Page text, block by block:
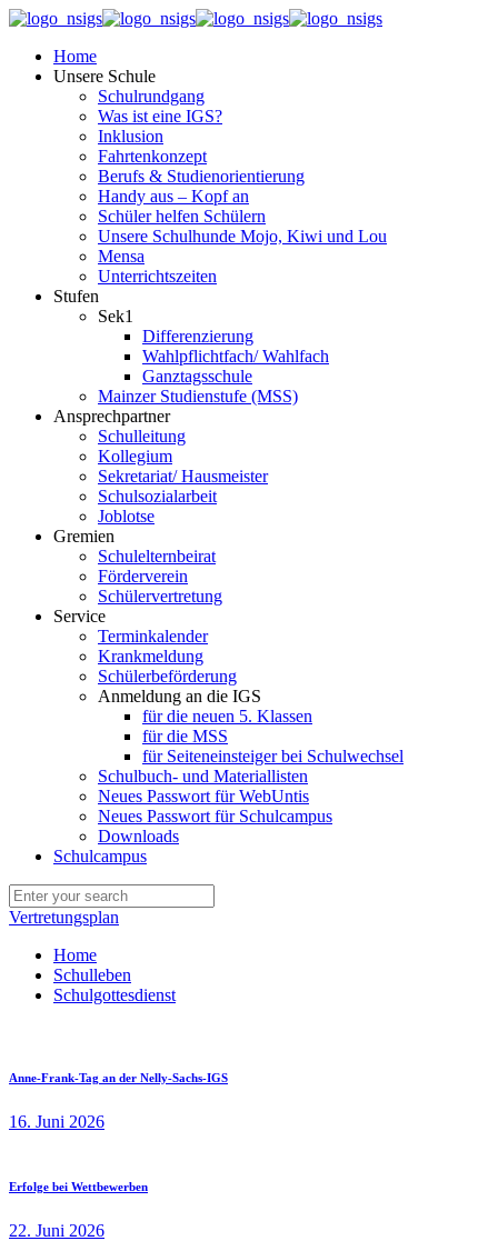
Home
Unsere Schule
Schulrundgang
Was ist eine IGS?
Inklusion
Fahrtenkonzept
Berufs & Studienorientierung
Handy aus – Kopf an
Schüler helfen Schülern
Unsere Schulhunde Mojo, Kiwi und Lou
Mensa
Unterrichtszeiten
Stufen
Sek1
Differenzierung
Wahlpflichtfach/ Wahlfach
Ganztagsschule
Mainzer Studienstufe (MSS)
Ansprechpartner
Schulleitung
Kollegium
Sekretariat/ Hausmeister
Schulsozialarbeit
Joblotse
Gremien
Schulelternbeirat
Förderverein
Schülervertretung
Service
Terminkalender
Krankmeldung
Schülerbeförderung
Anmeldung an die IGS
für die neuen 5. Klassen
für die MSS
für Seiteneinsteiger bei Schulwechsel
Schulbuch- und Materiallisten
Neues Passwort für WebUntis
Neues Passwort für Schulcampus
Downloads
Schulcampus
Vertretungsplan
Home
Schulleben
Schulgottesdienst
Anne-Frank-Tag an der Nelly-Sachs-IGS
16. Juni 2026
Erfolge bei Wettbewerben
22. Juni 2026